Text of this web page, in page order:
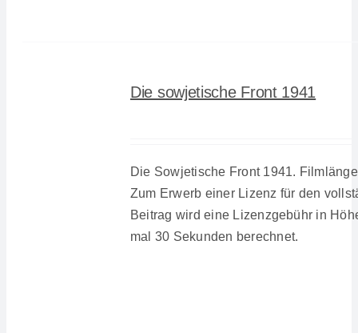
Die sowjetische Front 1941
Die Sowjetische Front 1941.
Zum Erwerb einer Lizenz für den
Beitrag wird eine Lizenzgebühr in
mal 30 Sekunden berechnet.